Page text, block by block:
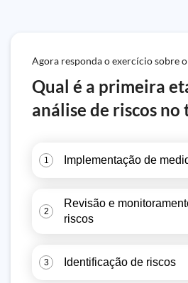
Agora responda o exercício sobre
Qual é a primeira
análise de riscos no
1 Implementação de
2
Revisão e
riscos
3 Identificação de riscos